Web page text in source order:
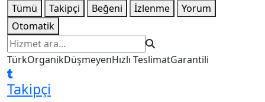
Tümü
Takipçi Beğeni İzlenme
Yorum
Otomatik
Hizmet ara
TürkOrganikDüşmeyenHızlı TeslimatGarantili
Takipçi